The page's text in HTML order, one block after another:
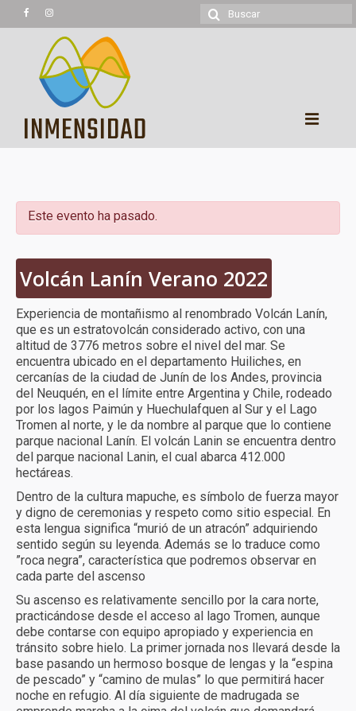
Buscar
por:
Trekking
Montañismo
Cicloturismo
Kayaking
Cabalgatas
Más experiencias
Calendario
Turismo receptivo
Turismo educativo
Reservas y condiciones
Contacto
Este evento ha pasado.
Volcán Lanín Verano 2022
Experiencia de montañismo al renombrado Volcán Lanín,
que es un estratovolcán considerado activo, con una
altitud de 3776 metros sobre el nivel del mar. Se
encuentra ubicado en el departamento Huiliches, en
cercanías de la ciudad de Junín de los Andes, provincia
del Neuquén, en el límite entre Argentina y Chile, rodeado
por los lagos Paimún y Huechulafquen al Sur y el Lago
Tromen al norte, y le da nombre al parque que lo contiene
parque nacional Lanín. El volcán Lanin se encuentra dentro
del parque nacional Lanin, el cual abarca 412.000
hectáreas.
Dentro de la cultura mapuche, es símbolo de fuerza mayor
y digno de ceremonias y respeto como sitio especial. En
esta lengua significa “murió de un atracón” adquiriendo
sentido según su leyenda. Además se lo traduce como
”roca negra”, característica que podremos observar en
cada parte del ascenso
Su ascenso es relativamente sencillo por la cara norte,
practicándose desde el acceso al lago Tromen, aunque
debe contarse con equipo apropiado y experiencia en
tránsito sobre hielo. La primer jornada nos llevará desde la
base pasando un hermoso bosque de lengas y la “espina
de pescado” y “camino de mulas” lo que permitirá hacer
noche en refugio. Al día siguiente de madrugada se